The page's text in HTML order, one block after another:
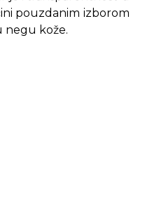
pouzdanim izborom
negu kože.